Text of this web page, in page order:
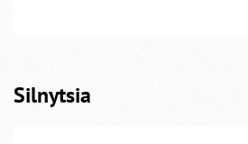
Silnytsia